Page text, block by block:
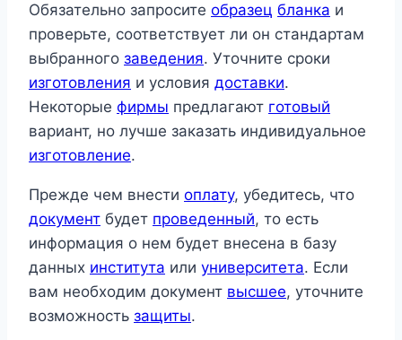
Обязательно запросите образец бланка и
проверьте, соответствует ли он стандартам
выбранного заведения. Уточните сроки
изготовления и условия доставки.
Некоторые фирмы предлагают готовый
вариант, но лучше заказать индивидуальное
изготовление.
Прежде чем внести оплату, убедитесь, что
документ будет проведенный, то есть
информация о нем будет внесена в базу
данных института или университета. Если
вам необходим документ высшее, уточните
возможность защиты.